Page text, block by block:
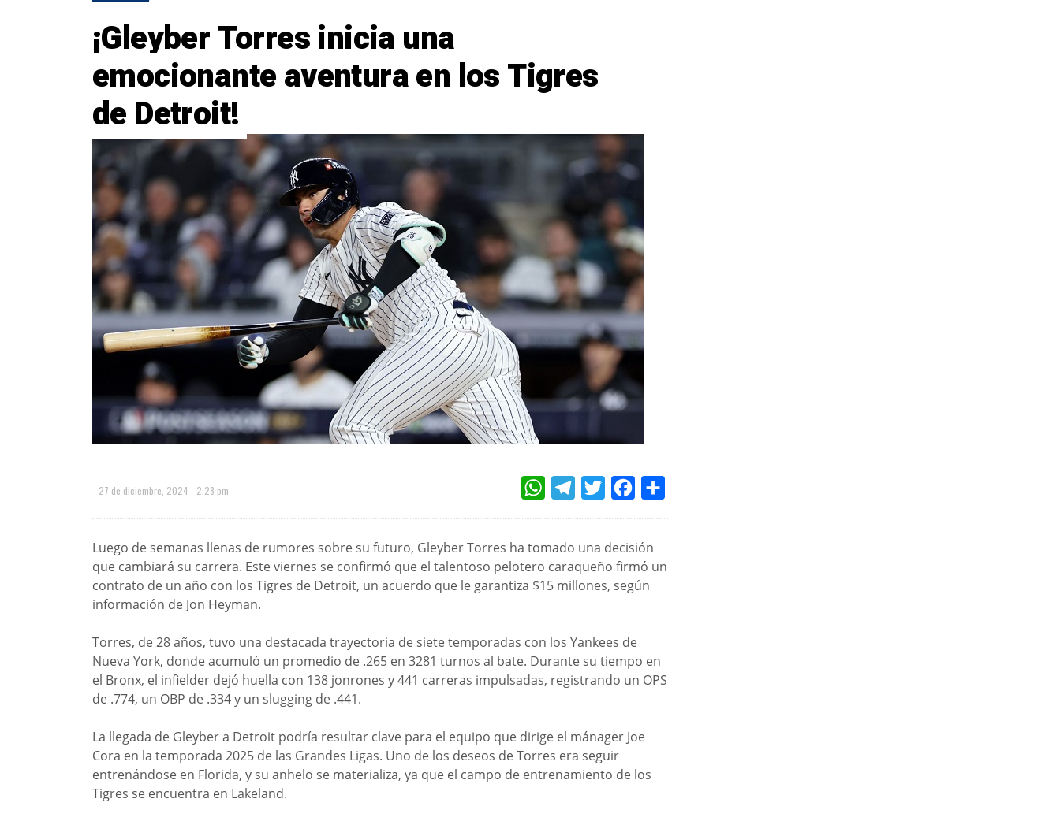
¡Gleyber Torres inicia una
emocionante aventura en los Tigres
de Detroit!
27 de diciembre, 2024 - 2:28 pm WHATSAPPTELEGRAMTWITTERFACEBOOK
Luego de semanas llenas de rumores sobre su futuro, Gleyber Torres ha tomado una decisión
que cambiará su carrera. Este viernes se confirmó que el talentoso pelotero caraqueño firmó un
contrato de un año con los Tigres de Detroit, un acuerdo que le garantiza $15 millones, según
información de Jon Heyman.
Torres, de 28 años, tuvo una destacada trayectoria de siete temporadas con los Yankees de
Nueva York, donde acumuló un promedio de .265 en 3281 turnos al bate. Durante su tiempo en
el Bronx, el infielder dejó huella con 138 jonrones y 441 carreras impulsadas, registrando un OPS
de .774, un OBP de .334 y un slugging de .441.
La llegada de Gleyber a Detroit podría resultar clave para el equipo que dirige el mánager Joe
Cora en la temporada 2025 de las Grandes Ligas. Uno de los deseos de Torres era seguir
entrenándose en Florida, y su anhelo se materializa, ya que el campo de entrenamiento de los
Tigres se encuentra en Lakeland.